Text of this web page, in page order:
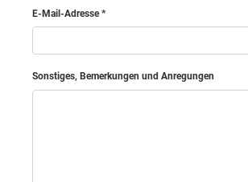
Krems (Land)
Krems an der Donau (Stadt)
E-Mail-Adresse
Sonstiges, Bemerkungen und Anregungen